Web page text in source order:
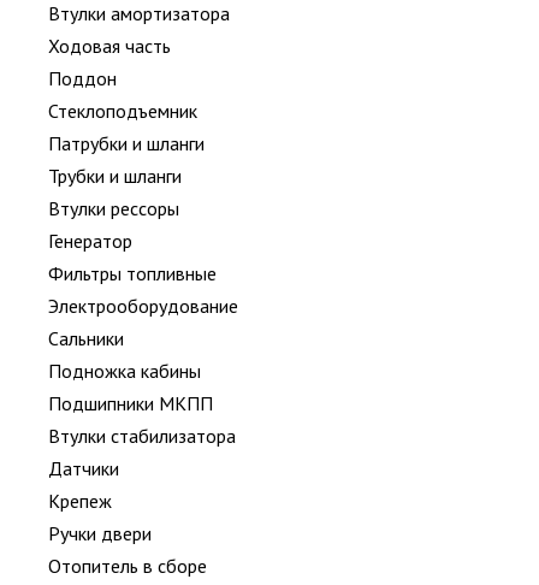
Втулки амортизатора
Ходовая часть
Поддон
Стеклоподъемник
Патрубки и шланги
Трубки и шланги
Втулки рессоры
Генератор
Фильтры топливные
Электрооборудование
Сальники
Подножка кабины
Подшипники МКПП
Втулки стабилизатора
Датчики
Крепеж
Ручки двери
Отопитель в сборе